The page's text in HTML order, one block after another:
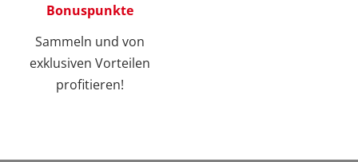
Bonuspunkte
Sammeln und von
exklusiven Vorteilen
profitieren!